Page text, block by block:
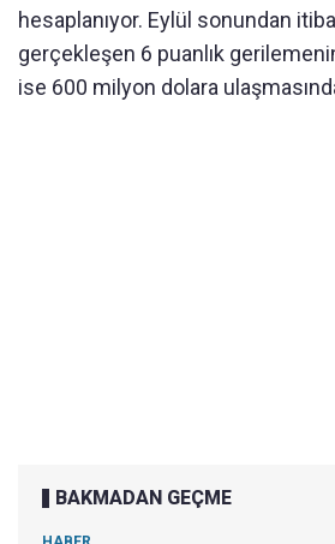
hesaplanıyor. Eylül sonundan
gerçekleşen 6 puanlık
ise 600 milyon dolara
BAKMADAN GEÇME